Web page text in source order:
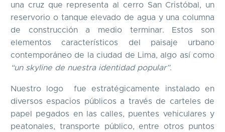
una cruz que representa al cerro San Cristóbal, un
reservorio o tanque elevado de agua y una columna
de construcción a medio terminar. Estos son
elementos característicos del paisaje urbano
contemporáneo de la ciudad de Lima, algo así como
“un skyline de nuestra identidad popular”.
Nuestro logo fue estratégicamente instalado en
diversos espacios públicos a través de carteles de
papel pegados en las calles, puentes vehiculares y
peatonales, transporte público, entre otros puntos